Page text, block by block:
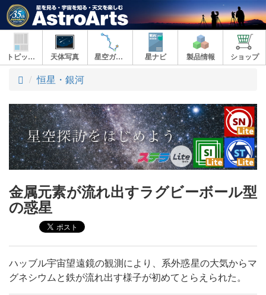
トピックス 天体写真 星空ガイド 星ナビ 製品情報 ショップ
ト
プ
恒星・銀河
金属元素が流れ出すラグビーボール型
の惑星
ハッブル宇宙望遠鏡の観測により、系外惑星の大気からマ
グネシウムと鉄が流れ出す様子が初めてとらえられた。